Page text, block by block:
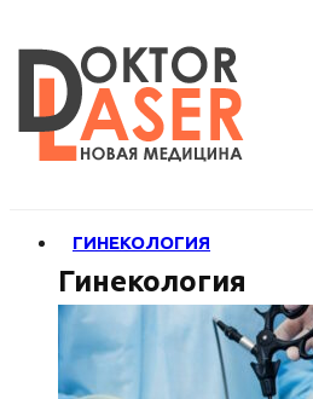
ГИНЕКОЛОГИЯ
Гинекология